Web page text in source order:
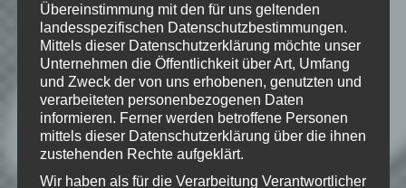
Schreibe einen Kommentar
Deine E-Mail-Adresse wird nicht
veröffentlicht. Erforderliche Felder
sind mit*markiert
Kommentar*
Übereinstimmung mit den für uns geltenden
landesspezifischen Datenschutzbestimmungen.
Mittels dieser Datenschutzerklärung möchte unser
Unternehmen die Öffentlichkeit über Art, Umfang
und Zweck der von uns erhobenen, genutzten und
verarbeiteten personenbezogenen Daten
informieren. Ferner werden betroffene Personen
mittels dieser Datenschutzerklärung über die ihnen
zustehenden Rechte aufgeklärt.
Wir haben als für die Verarbeitung Verantwortlicher